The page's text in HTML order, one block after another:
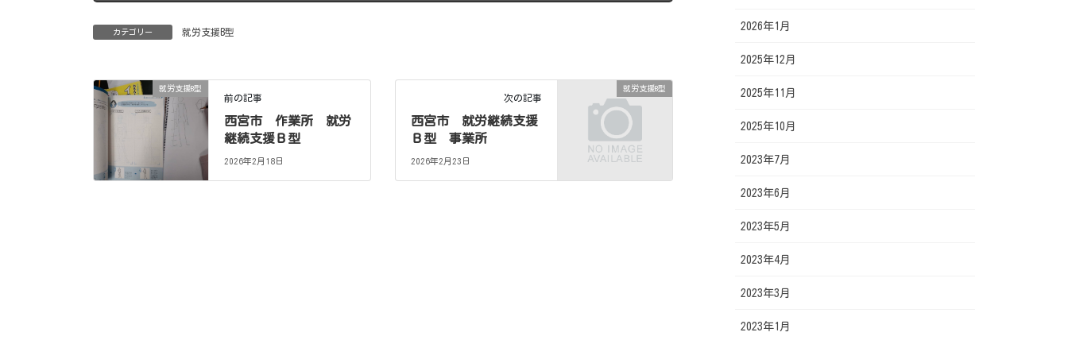
カテゴリー 就労支援B型
就労支援B型
前の記事
西宮市 作業所 就労
継続支援Ｂ型
2026年2月18日
就労支援B型
次の記事
西宮市 就労継続支援
Ｂ型 事業所
2026年2月23日
2026年1月
2025年12月
2025年11月
2025年10月
2023年7月
2023年6月
2023年5月
2023年4月
2023年3月
2023年1月